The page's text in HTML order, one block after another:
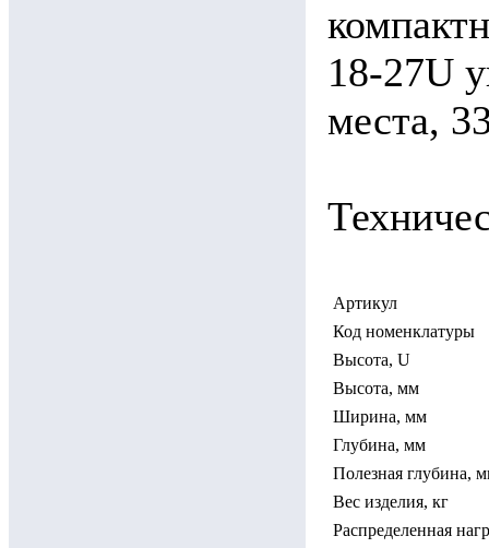
18-27U
места,
Артикул
Код номенклатуры
Высота, U
Высота, мм
Ширина, мм
Глубина, мм
Полезная глубина,
Вес изделия, кг
Распределенная